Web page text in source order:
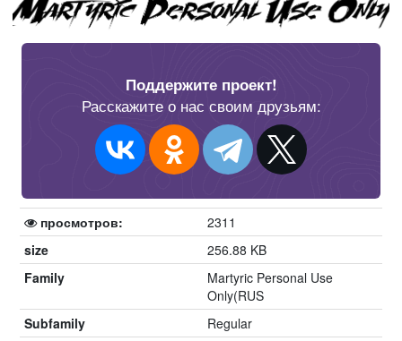
Поддержите проект!
Расскажите о нас своим друзьям:
просмотров:
2311
size
256.88 KB
Family
Martyric Personal Use
Only(RUS
Subfamily
Regular